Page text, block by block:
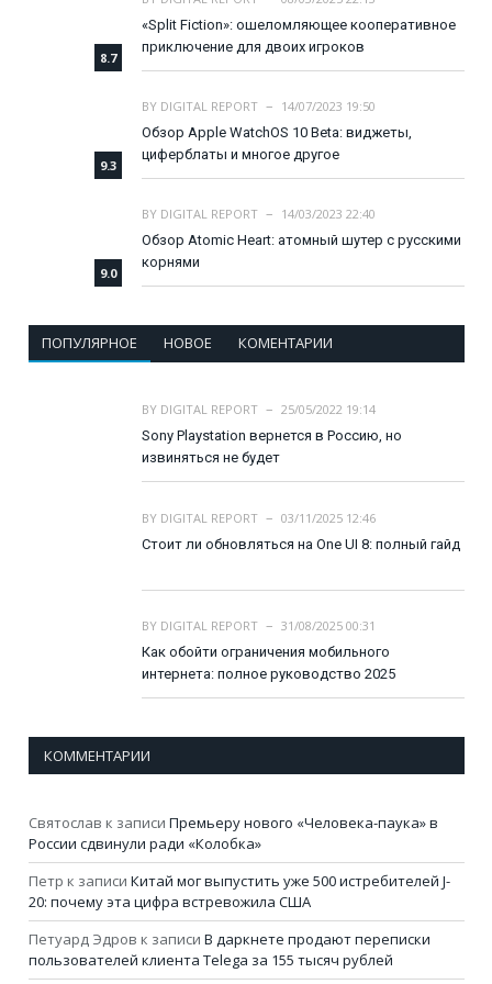
8.7
«Split Fiction»: ошеломляющее кооперативное
приключение для двоих игроков
9.3
BY DIGITAL REPORT
14/07/2023 19:50
Обзор Apple WatchOS 10 Beta: виджеты,
циферблаты и многое другое
9.0
BY DIGITAL REPORT
14/03/2023 22:40
Обзор Atomic Heart: атомный шутер с русскими
корнями
ПОПУЛЯРНОЕ НОВОЕ КОМЕНТАРИИ
BY DIGITAL REPORT
25/05/2022 19:14
Sony Playstation вернется в Россию, но
извиняться не будет
BY DIGITAL REPORT
03/11/2025 12:46
Стоит ли обновляться на One UI 8: полный гайд
BY DIGITAL REPORT
31/08/2025 00:31
Как обойти ограничения мобильного
интернета: полное руководство 2025
КОММЕНТАРИИ
Святослав к записи Премьеру нового «Человека-паука» в
России сдвинули ради «Колобка»
Петр к записи Китай мог выпустить уже 500 истребителей J-
20: почему эта цифра встревожила США
Петуард Эдров к записи В даркнете продают переписки
пользователей клиента Telega за 155 тысяч рублей